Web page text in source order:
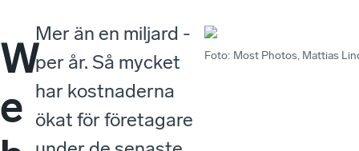
W
e
Mer än en miljard -
per år. Så mycket
har kostnaderna
ökat för företagare
Foto: Most Photos, Mattias